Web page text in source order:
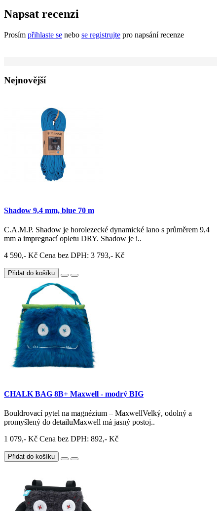
Napsat recenzi
Prosím přihlaste se nebo se registrujte pro napsání recenze
Nejnovější
Shadow 9,4 mm, blue 70 m
C.A.M.P. Shadow je horolezecké dynamické lano s průměrem 9,4
mm a impregnací opletu DRY. Shadow je i..
4 590,- Kč Cena bez DPH: 3 793,- Kč
Přidat do košíku
CHALK BAG 8B+ Maxwell - modrý BIG
Bouldrovací pytel na magnézium – MaxwellVelký, odolný a
promyšlený do detailuMaxwell má jasný postoj..
1 079,- Kč Cena bez DPH: 892,- Kč
Přidat do košíku